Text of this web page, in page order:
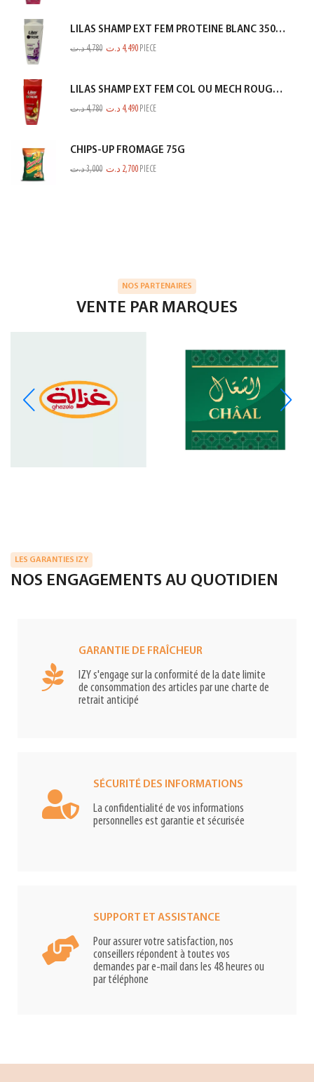
LILAS SHAMP EXT FEM PROTEINE BLANC 350ML
4,780د.ت 4,490 د.ت PIECE
LILAS SHAMP EXT FEM COL OU MECH ROUGE 350ML
4,780د.ت 4,490 د.ت PIECE
CHIPS-UP FROMAGE 75G
3,000د.ت 2,700 د.ت PIECE
NOS PARTENAIRES
VENTE PAR MARQUES
LES GARANTIES IZY
NOS ENGAGEMENTS AU QUOTIDIEN
GARANTIE DE FRAÎCHEUR
IZY s'engage sur la conformité de la date limite
de consommation des articles par une charte de
retrait anticipé
SÉCURITÉ DES INFORMATIONS
La confidentialité de vos informations
personnelles est garantie et sécurisée
SUPPORT ET ASSISTANCE
Pour assurer votre satisfaction, nos
conseillers répondent à toutes vos
demandes par e-mail dans les 48 heures ou
par téléphone